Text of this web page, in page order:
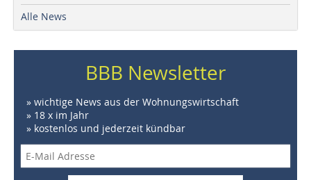
Alle News
BBB Newsletter
» wichtige News aus der Wohnungswirtschaft
» 18 x im Jahr
» kostenlos und jederzeit kündbar